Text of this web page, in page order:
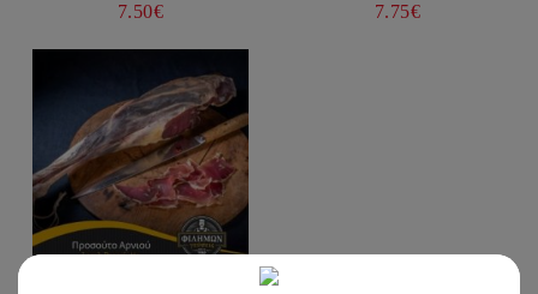
7.50€
7.75€